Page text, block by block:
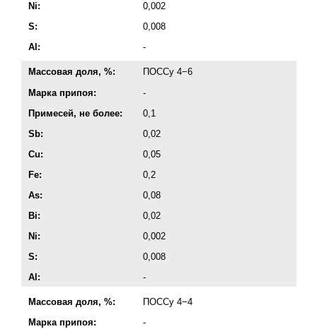
Ni:
0,002
S:
0,008
Al:
-
Массовая доля, %:
ПОССу 4−6
Марка припоя:
-
Примесей, не более:
0,1
Sb:
0,02
Cu:
0,05
Fe:
0,2
As:
0,08
Bi:
0,02
Ni:
0,002
S:
0,008
Al:
-
Массовая доля, %:
ПОССу 4−4
Марка припоя:
-